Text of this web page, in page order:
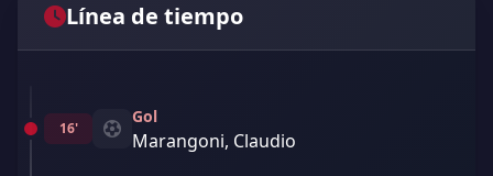
Línea de tiempo
16'
Gol
Marangoni, Claudio